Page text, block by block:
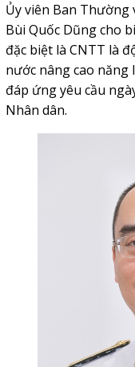
Ủy viên Ban Thường
Bùi Quốc Dũng cho
đặc biệt là CNTT là
nước nâng cao năng
đáp ứng yêu cầu
Nhân dân.